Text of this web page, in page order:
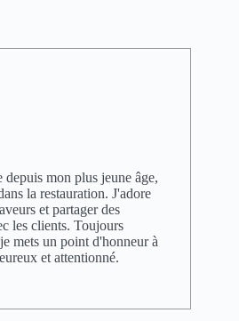
depuis mon plus jeune âge,
la restauration. J'adore
et partager des
les clients. Toujours
mets un point d'honneur à
et attentionné.